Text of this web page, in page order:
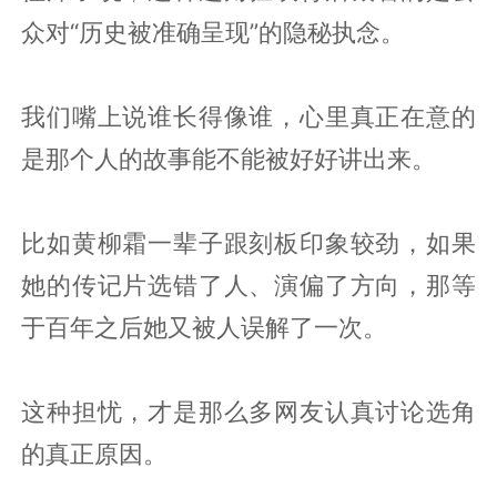
众对“历史被准确呈现”的隐秘执念。
我们嘴上说谁长得像谁，心里真正在意的
是那个人的故事能不能被好好讲出来。
比如黄柳霜一辈子跟刻板印象较劲，如果
她的传记片选错了人、演偏了方向，那等
于百年之后她又被人误解了一次。
这种担忧，才是那么多网友认真讨论选角
的真正原因。